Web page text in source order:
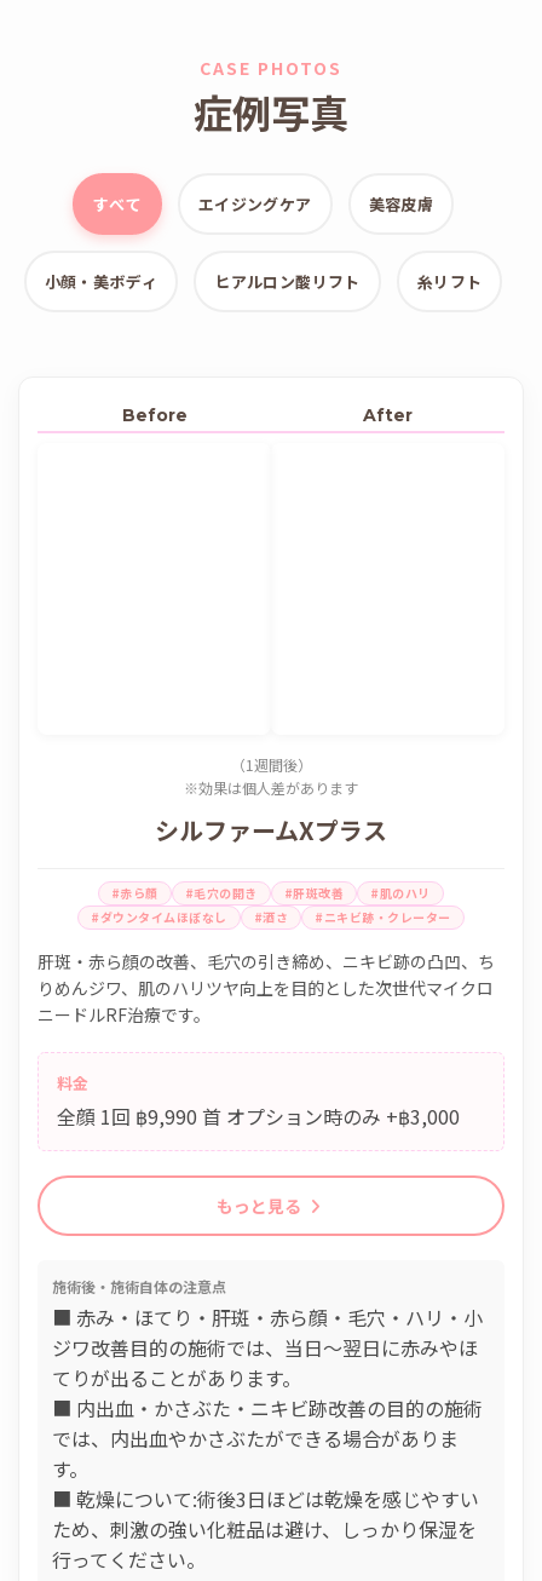
CASE PHOTOS
症例写真
すべて エイジングケア 美容皮膚
小顔・美ボディ ヒアルロン酸リフト 糸リフト
Before After
（1週間後）
※効果は個人差があります
シルファームXプラス
#赤ら顔 #毛穴の開き #肝斑改善
#肌のハリ
#ダウンタイムほぼなし
#酒さ #ニキビ跡・クレーター
肝斑・赤ら顔の改善、毛穴の引き締め、ニキビ跡の凸凹、ち
りめんジワ、肌のハリツヤ向上を目的とした次世代マイクロ
ニードルRF治療です。
料金
全顔 1回 ฿9,990 首 オプション時のみ +฿3,000
もっと見る
施術後・施術自体の注意点
■ 赤み・ほてり・肝斑・赤ら顔・毛穴・ハリ・小
ジワ改善目的の施術では、当日〜翌日に赤みやほ
てりが出ることがあります。
■ 内出血・かさぶた・ニキビ跡改善の目的の施術
では、内出血やかさぶたができる場合がありま
す。
■ 乾燥について:術後3日ほどは乾燥を感じやすい
ため、刺激の強い化粧品は避け、しっかり保湿を
行ってください。